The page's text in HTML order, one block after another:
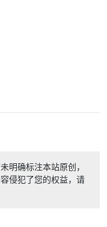
明确标注本站原创，
侵犯了您的权益，请